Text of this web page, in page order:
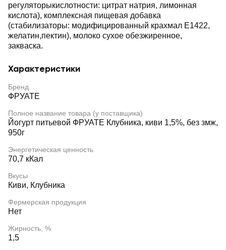
регуляторыкислотности: цитрат натрия, лимонная
кислота), комплексная пищевая добавка
(стабилизаторы: модифицированный крахмал Е1422,
желатин,пектин), молоко сухое обезжиренное,
закваска.
Характеристики
Бренд
ФРУАТЕ
Полное название товара (у поставщика)
Йогурт питьевой ФРУАТЕ Клубника, киви 1,5%, без змж,
950г
Энергетическая ценность
70,7 кКал
Вкусы
Киви, Клубника
Фермерская продукция
Нет
Жирность, %
1,5